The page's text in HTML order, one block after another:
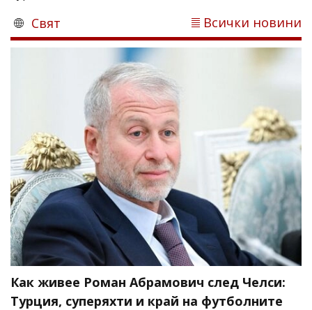
Свят Всички новини
Как живее Роман Абрамович след Челси:
Турция, суперяхти и край на футболните